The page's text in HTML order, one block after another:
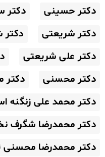
دکتر حسینی
دکتر
دکتر شریعتی
دکتر علی شریعتی
دکتر محسنی
دکتر
دکتر محمد علی زنگنه
دکتر محمدرضا شگرف
دکتر محمدرضا محسنی